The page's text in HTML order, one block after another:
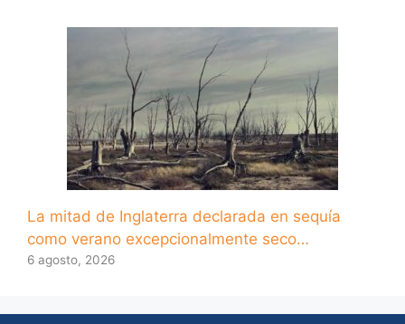
La mitad de Inglaterra declarada en sequía
como verano excepcionalmente seco…
6 agosto, 2026